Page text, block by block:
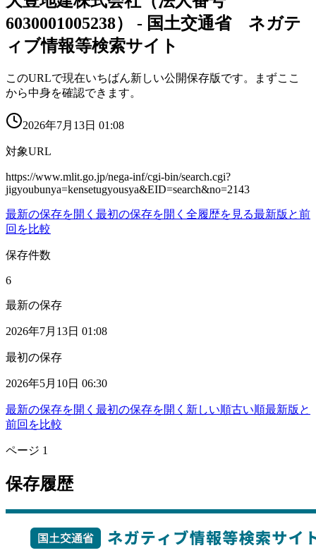
6030001005238） - 国土交通省 ネガテ
ィブ情報等検索サイト
このURLで現在いちばん新しい公開保存版です。まずここ
から中身を確認できます。
2026年7月13日 01:08
対象URL
https://www.mlit.go.jp/nega-inf/cgi-bin/search.cgi?
jigyoubunya=kensetugyousya&EID=search&no=2143
最新の保存を開く 最初の保存を開く 全履歴を見る最新版と前
回を比較
保存件数
6
最新の保存
2026年7月13日 01:08
最初の保存
2026年5月10日 06:30
最新の保存を開く 最初の保存を開く 新しい順古い順最新版と
前回を比較
ページ 1
保存履歴